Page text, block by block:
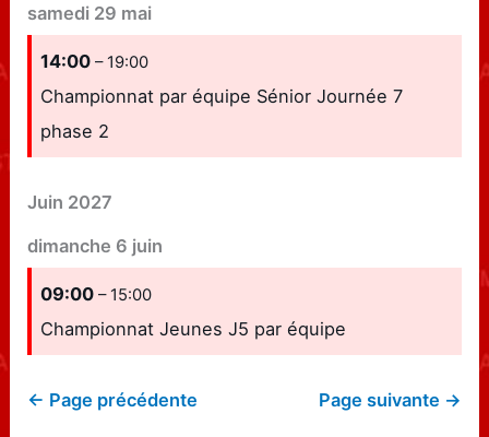
samedi 29 mai
14:00– 19:00
Championnat par équipe Sénior Journée 7
phase 2
Juin 2027
dimanche 6 juin
09:00– 15:00
Championnat Jeunes J5 par équipe
← Page précédente Page suivante →